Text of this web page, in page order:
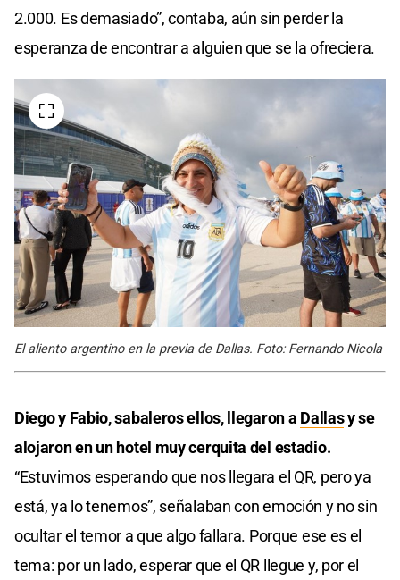
2.000. Es demasiado”, contaba, aún sin perder la
esperanza de encontrar a alguien que se la ofreciera.
El aliento argentino en la previa de Dallas. Foto: Fernando Nicola
Diego y Fabio, sabaleros ellos, llegaron a Dallasy se
alojaron en un hotel muy cerquita del estadio.
“Estuvimos esperando que nos llegara el QR, pero ya
está, ya lo tenemos”, señalaban con emoción y no sin
ocultar el temor a que algo fallara. Porque ese es el
tema: por un lado, esperar que el QR llegue y, por el